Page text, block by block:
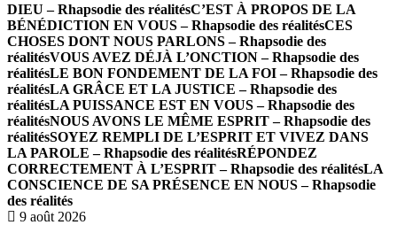
DIEU – Rhapsodie des réalitésC’EST À PROPOS DE LA
BÉNÉDICTION EN VOUS – Rhapsodie des réalitésCES
CHOSES DONT NOUS PARLONS – Rhapsodie des
réalitésVOUS AVEZ DÉJÀ L’ONCTION – Rhapsodie des
réalitésLE BON FONDEMENT DE LA FOI – Rhapsodie des
réalitésLA GRÂCE ET LA JUSTICE – Rhapsodie des
réalitésLA PUISSANCE EST EN VOUS – Rhapsodie des
réalitésNOUS AVONS LE MÊME ESPRIT – Rhapsodie des
réalitésSOYEZ REMPLI DE L’ESPRIT ET VIVEZ DANS
LA PAROLE – Rhapsodie des réalitésRÉPONDEZ
CORRECTEMENT À L’ESPRIT – Rhapsodie des réalitésLA
CONSCIENCE DE SA PRÉSENCE EN NOUS – Rhapsodie
des réalités
9 août 2026